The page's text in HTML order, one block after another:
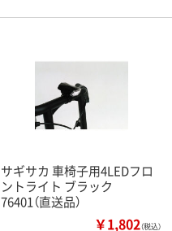
サギサカ 車椅子用4LEDフロ
ントライト ブラック
76401（直送品）
￥1,802（税込）